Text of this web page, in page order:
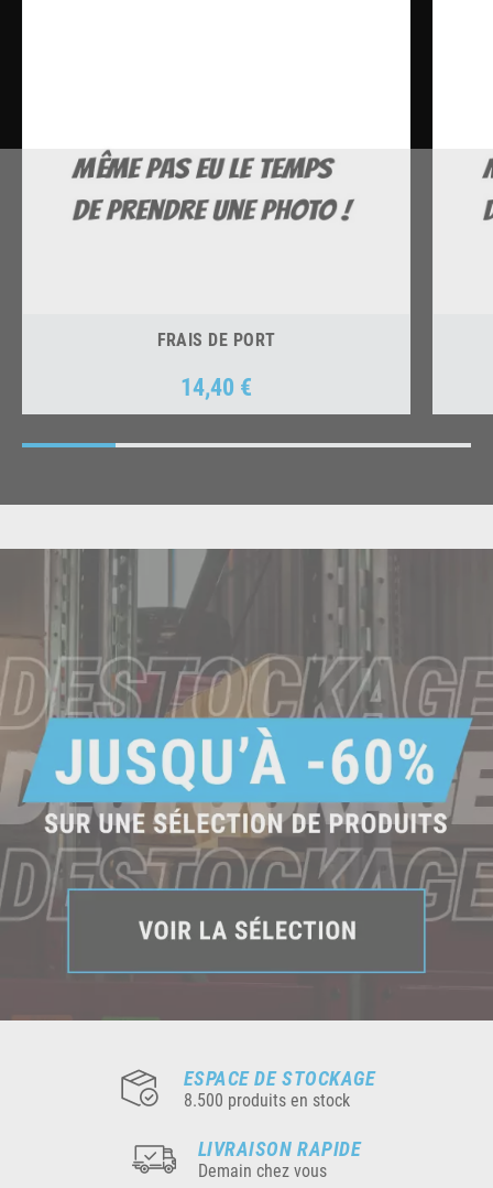
FRAIS DE PORT
Prix
14,40 €
ESPACE DE STOCKAGE
8.500 produits en stock
LIVRAISON RAPIDE
Demain chez vous